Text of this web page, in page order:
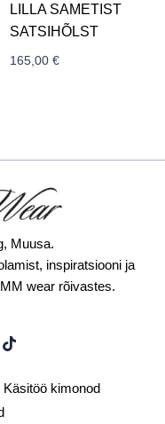
LILLA SAMETIST
SATSIHÕLST
165,00€
Muusa.
inspiratsiooni ja
wear rõivastes.
T
i
t
o
Käsitöö kimonod